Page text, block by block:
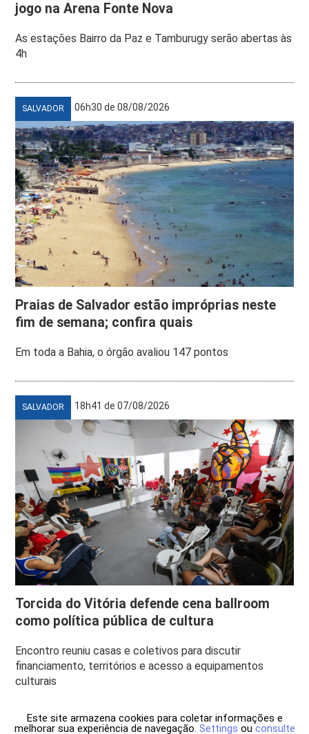
jogo na Arena Fonte Nova
As estações Bairro da Paz e Tamburugy serão abertas às
4h
SALVADOR 06h30 de 08/08/2026
Praias de Salvador estão impróprias neste
fim de semana; confira quais
Em toda a Bahia, o órgão avaliou 147 pontos
SALVADOR 18h41 de 07/08/2026
Torcida do Vitória defende cena ballroom
como política pública de cultura
Encontro reuniu casas e coletivos para discutir
financiamento, territórios e acesso a equipamentos
culturais
Este site armazena cookies para coletar informações e
melhorar sua experiência de navegação. Settings ou consulte